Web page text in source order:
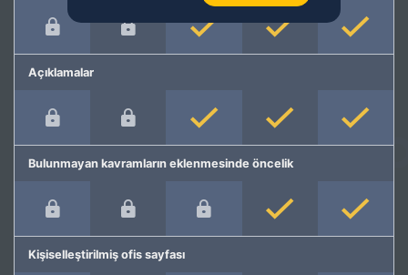
Açıklamalar
Bulunmayan kavramların eklenmesinde öncelik
Kişiselleştirilmiş ofis sayfası